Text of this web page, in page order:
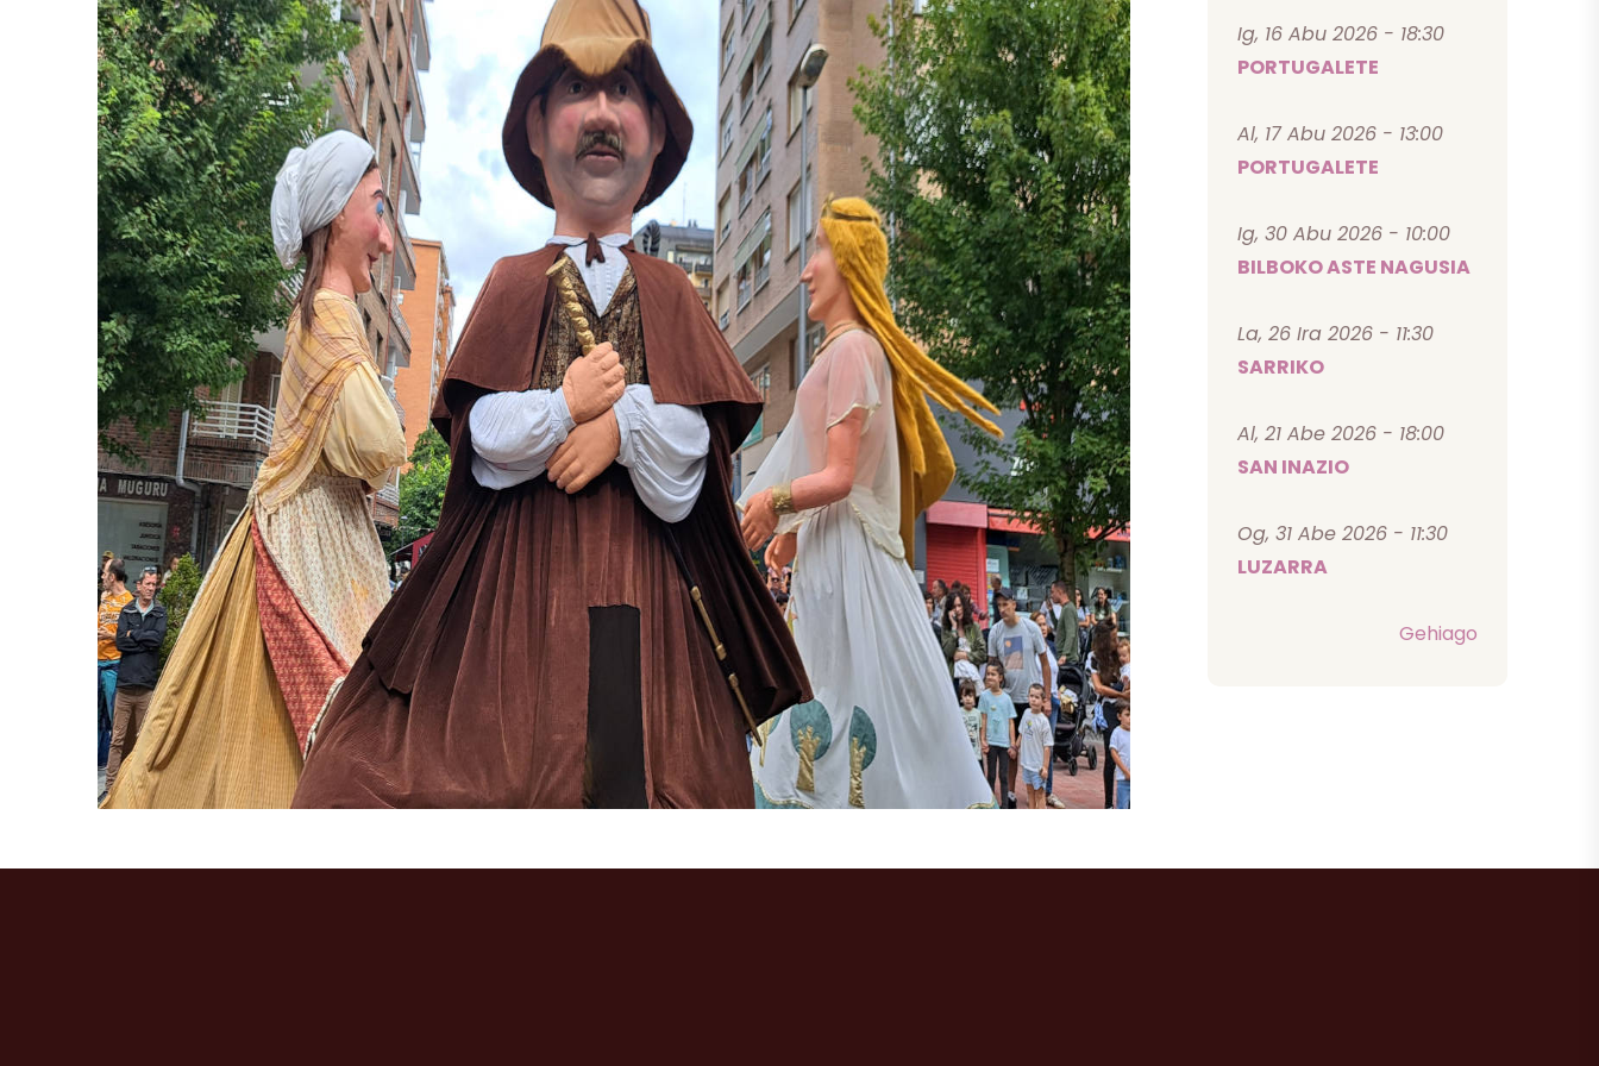
Ig, 16 Abu 2026 - 18:30
PORTUGALETE
Al, 17 Abu 2026 - 13:00
PORTUGALETE
Ig, 30 Abu 2026 - 10:00
BILBOKO ASTE NAGUSIA
La, 26 Ira 2026 - 11:30
SARRIKO
Al, 21 Abe 2026 - 18:00
SAN INAZIO
Og, 31 Abe 2026 - 11:30
LUZARRA
Gehiago